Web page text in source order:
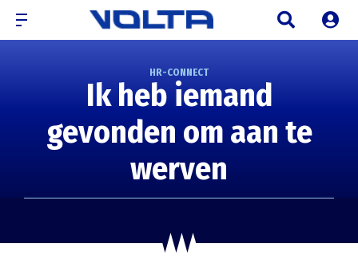
HR-CONNECT
Ik heb iemand
gevonden om aan te
werven